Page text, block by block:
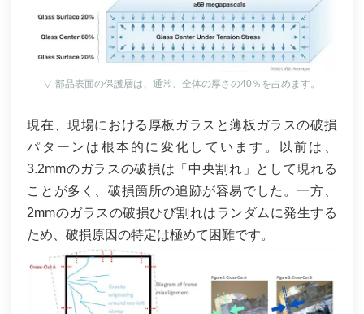
▽ 部品表面の保護層は、通常、全体の厚さの40％を占めます。
現在、現場における厚板ガラスと薄板ガラスの破損
パターンは根本的に変化しています。以前は、
3.2mmのガラスの破損は「中央割れ」として現れる
ことが多く、破損箇所の追跡が容易でした。一方、
2mmのガラスの破損ひび割れはランダムに発生する
ため、破損原因の特定は極めて困難です。